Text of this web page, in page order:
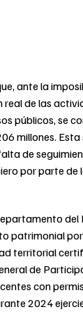
ante la
real de las
públicos, se
millones. Esta
de
por parte de
del
patrimonial
territorial
de
con
2024